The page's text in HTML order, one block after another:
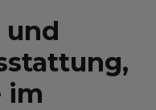
und
im